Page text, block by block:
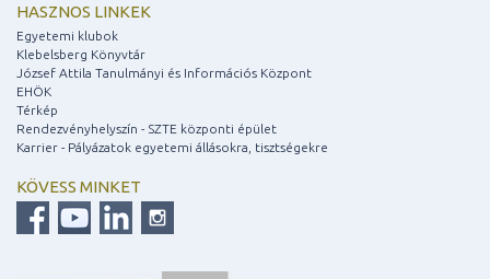
HASZNOS LINKEK
Egyetemi klubok
Klebelsberg Könyvtár
József Attila Tanulmányi és Információs Központ
EHÖK
Térkép
Rendezvényhelyszín - SZTE központi épület
Karrier - Pályázatok egyetemi állásokra, tisztségekre
KÖVESS MINKET